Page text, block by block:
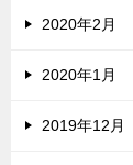
2020年2月
2020年1月
2019年12月